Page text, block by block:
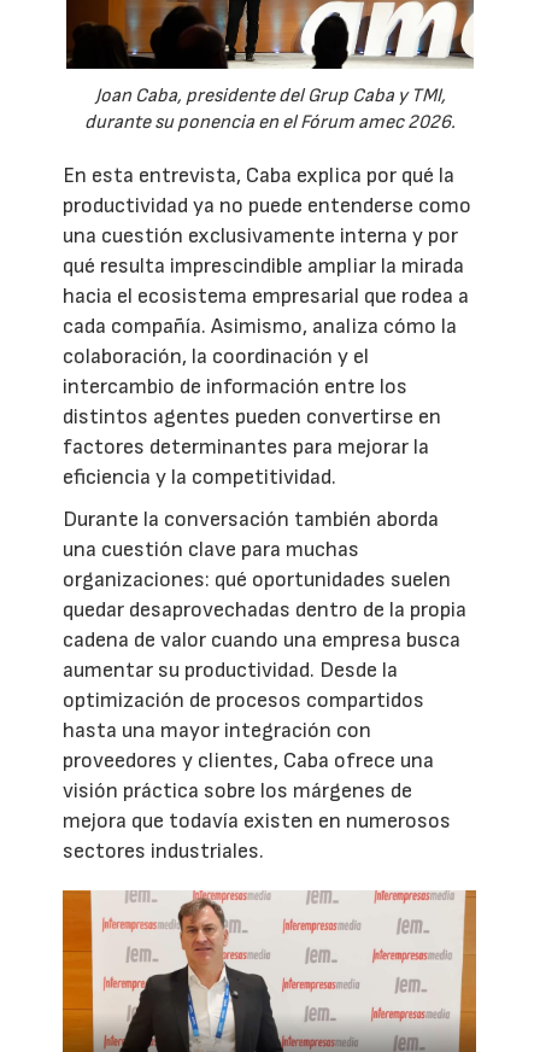
Joan Caba, presidente del Grup Caba y TMI,
durante su ponencia en el Fórum amec 2026.
En esta entrevista, Caba explica por qué la
productividad ya no puede entenderse como
una cuestión exclusivamente interna y por
qué resulta imprescindible ampliar la mirada
hacia el ecosistema empresarial que rodea a
cada compañía. Asimismo, analiza cómo la
colaboración, la coordinación y el
intercambio de información entre los
distintos agentes pueden convertirse en
factores determinantes para mejorar la
eficiencia y la competitividad.
Durante la conversación también aborda
una cuestión clave para muchas
organizaciones: qué oportunidades suelen
quedar desaprovechadas dentro de la propia
cadena de valor cuando una empresa busca
aumentar su productividad. Desde la
optimización de procesos compartidos
hasta una mayor integración con
proveedores y clientes, Caba ofrece una
visión práctica sobre los márgenes de
mejora que todavía existen en numerosos
sectores industriales.